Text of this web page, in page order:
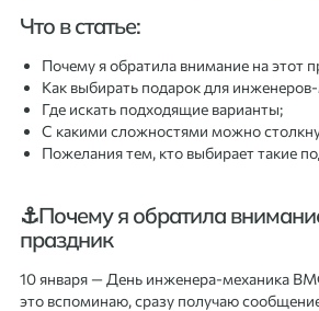
Что в статье:
Почему я обратила внимание на этот
Как выбирать подарок для
Где искать подходящие варианты;
С какими сложностями можно
Пожелания тем, кто выбирает такие
⚓Почему я обратила
праздник
10 января — День инженера-механика
это вспоминаю, сразу получаю